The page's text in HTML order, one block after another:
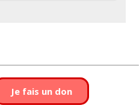
Je fais un don